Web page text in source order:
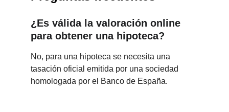
¿Es válida la valoración online
para obtener una hipoteca?
No, para una hipoteca se necesita una
tasación oficial emitida por una sociedad
homologada por el Banco de España.